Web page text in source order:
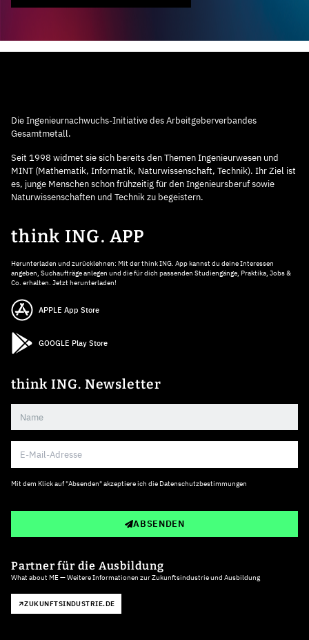
Die Ingenieurnachwuchs-Initiative des Arbeitgeberverbandes
Gesamtmetall.
Seit 1998 widmet sie sich bereits den Themen Ingenieurwesen und
MINT (Mathematik, Informatik, Naturwissenschaft, Technik). Ihr Ziel ist
es, junge Menschen schon frühzeitig für den Ingenieursberuf sowie
Naturwissenschaften und Technik zu begeistern.
think ING. APP
Herunterladen und zurücklehnen: Mit der think ING. App kannst du deine Interessen
angeben, Suchaufträge anlegen und die für dich passenden Studiengänge, Praktika, Jobs &
Co. erhalten. Jetzt herunterladen!
APPLE App Store
GOOGLE Play Store
think ING. Newsletter
Mit dem Klick auf "Absenden" akzeptiere ich die Datenschutzbestimmungen
ABSENDEN
Partner für die Ausbildung
What about ME — Weitere Informationen zur Zukunftsindustrie und Ausbildung
ZUKUNFTSINDUSTRIE.DE